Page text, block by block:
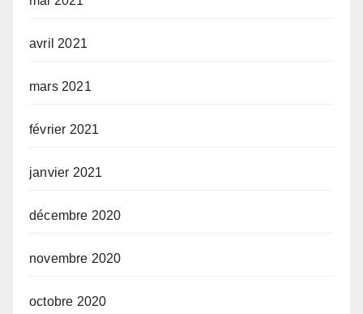
avril 2021
mars 2021
février 2021
janvier 2021
décembre 2020
novembre 2020
octobre 2020